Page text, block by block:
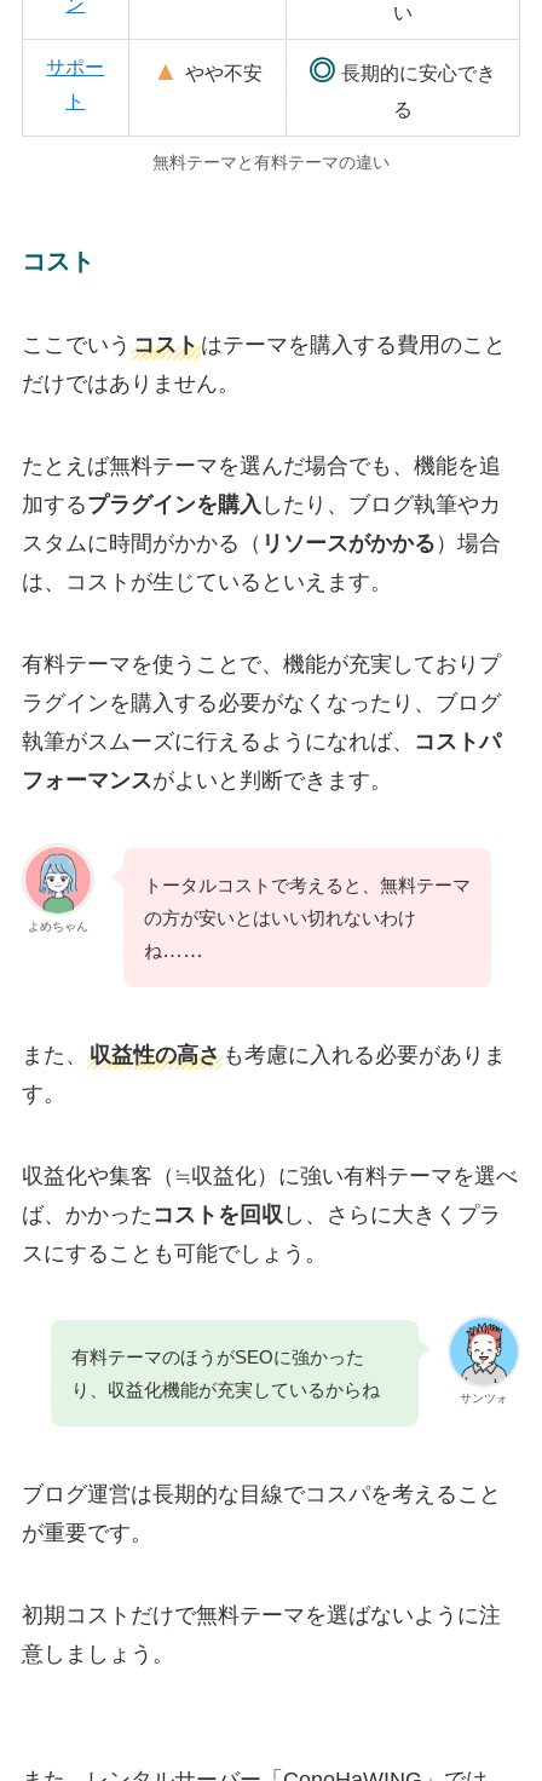
い
サポー
ト
▲ やや不安 ◎ 長期的に安心でき
る
無料テーマと有料テーマの違い
コスト
ここでいう コストはテーマを購入する費用のこと
だけではありません。
たとえば無料テーマを選んだ場合でも、機能を追
加するプラグインを購入 したり、ブログ執筆やカ
スタムに時間がかかる（ リソースがかかる ）場合
は、コストが生じているといえます。
有料テーマを使うことで、機能が充実しておりプ
ラグインを購入する必要がなくなったり、ブログ
執筆がスムーズに行えるようになれば、
コストパ
フォーマンスがよいと判断できます。
よめちゃん
トータルコストで考えると、無料テーマ
の方が安いとはいい切れないわけ
ね……
また、 収益性の高さも考慮に入れる必要がありま
す。
収益化や集客（≒収益化）に強い有料テーマを選べ
ば、かかった コストを回収 し、さらに大きくプラ
スにすることも可能でしょう。
サンツォ
有料テーマのほうがSEOに強かった
り、収益化機能が充実しているからね
ブログ運営は長期的な目線でコスパを考えること
が重要です。
初期コストだけで無料テーマを選ばないように注
意しましょう。